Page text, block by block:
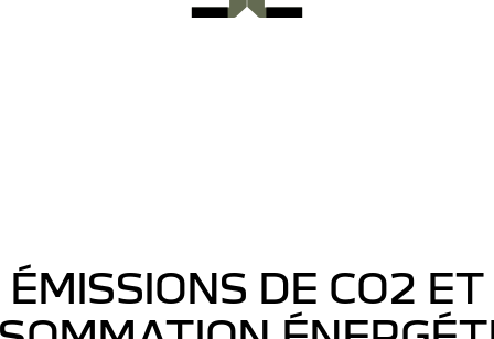
ÉMISSIONS DE CO2 ET